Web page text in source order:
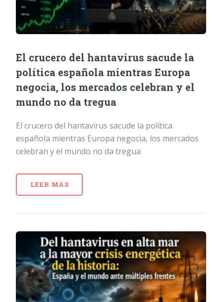
El crucero del hantavirus sacude la
política española mientras Europa
negocia, los mercados celebran y el
mundo no da tregua
El crucero del hantavirus sacude la política
española mientras Europa negocia, los mercados
celebran y el mundo no da tregua
LEER MÁS